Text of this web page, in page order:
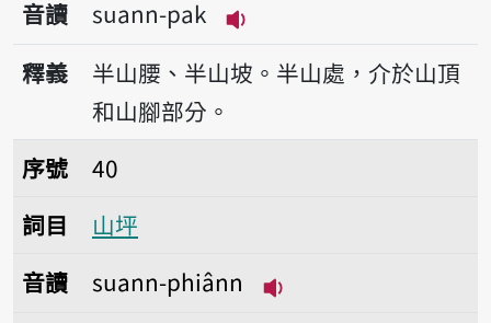
音讀
suann-pak
播放音讀suann-pak
釋義
半山腰、半山坡。半山處，介於山頂
和山腳部分。
序號40山坪
序號
40
詞目
山坪
音讀
suann-phiânn